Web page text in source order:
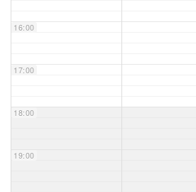
VS-Intern
16:00
17:00
18:00
19:00